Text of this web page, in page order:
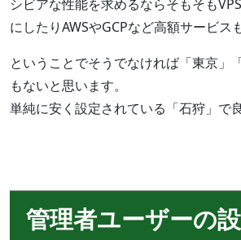
シビアな性能を求めるならそもそも
にしたりAWSやGCPなど高額サービス
ということでそうでなければ「東京」
もないと思います。
単純に安く設定されている「石狩」で
管理者ユーザーの